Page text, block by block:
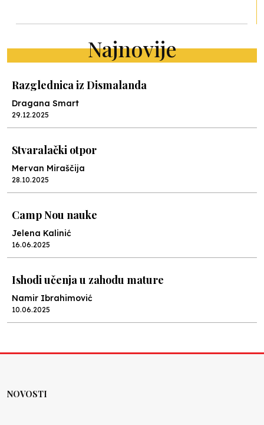
Najnovije
Razglednica iz Dismalanda
Dragana Smart
29.12.2025
Stvaralački otpor
Mervan Miraščija
28.10.2025
Camp Nou nauke
Jelena Kalinić
16.06.2025
Ishodi učenja u zahodu mature
Namir Ibrahimović
10.06.2025
NOVOSTI